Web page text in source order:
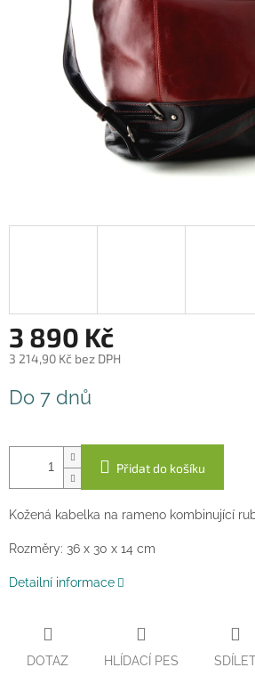
3 890 Kč
3 214,90 Kč bez DPH
cena:
Do 7 dnů
Přidat do košíku
Kožená kabelka na rameno kombinující
Rozměry: 36 x 30 x 14 cm
Detailní informace
DOTAZ HLÍDACÍ PES